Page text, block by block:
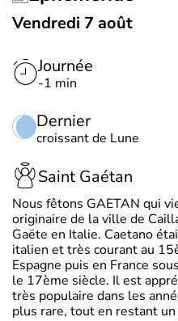
Vendredi 7 août
Journée
-1 min
Dernier
croissant de Lune
Saint Gaétan
Nous fêtons GAETAN qui
originaire de la ville de
Gaëte en Italie. Caetano
italien et très courant au
Espagne puis en France
le 17ème siècle. Il est
très populaire dans les
plus rare, tout en restant